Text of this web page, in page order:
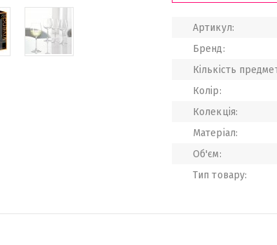
Артикул:
Бренд:
Кількість
Колір:
Колекція:
Матеріал:
Об'єм:
Тип товару: